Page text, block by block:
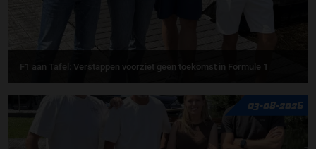
F1 aan Tafel: Verstappen voorziet geen toekomst in Formule 1
03-08-2026